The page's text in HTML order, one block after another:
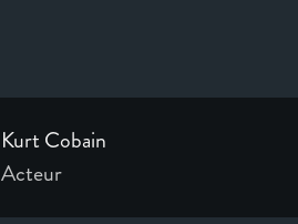
Kurt Cobain
Acteur